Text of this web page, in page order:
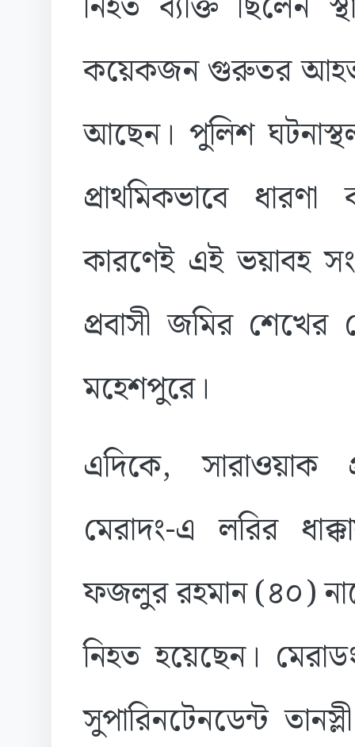
কয়েকজন গুরুতর আহত
আছেন। পুলিশ
প্রাথমিকভাবে
কারণেই এই ভয়াবহ
প্রবাসী জমির শেখের
মহেশপুরে।
এদিকে, সারাওয়াক
মেরাদং-এ লরির
ফজলুর রহমান (৪০)
নিহত হয়েছেন।
সুপারিনটেনডেন্ট